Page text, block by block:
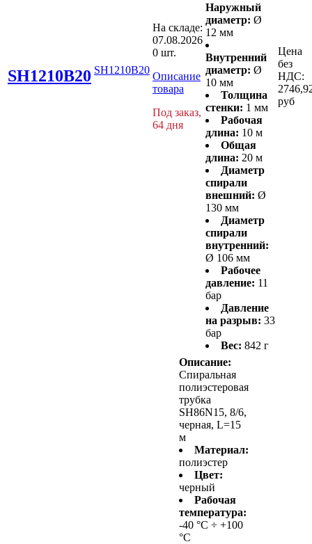
SH1210B20 SH1210B20
На складе:
07.08.2026
0 шт.
Описание
товара
Под заказ,
64 дня
Наружный
диаметр: Ø
12 мм
Внутренний
диаметр: Ø
10 мм
Толщина
стенки: 1 мм
Рабочая
длина: 10 м
Общая
длина: 20 м
Диаметр
спирали
внешний: Ø
130 мм
Диаметр
спирали
внутренний:
Ø 106 мм
Рабочее
давление: 11
бар
Давление
на разрыв: 33
бар
Вес: 842 г
Цена
без
НДС:
руб
Описание:
Спиральная
полиэстеровая
трубка
SH86N15, 8/6,
черная, L=15
м
Материал:
полиэстер
Цвет:
черный
Рабочая
температура:
-40 °С ÷ +100
°С